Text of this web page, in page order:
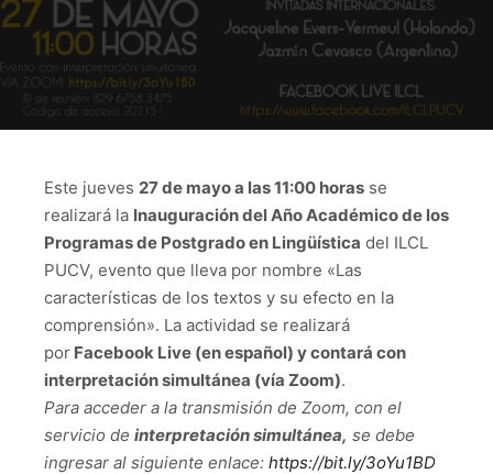
Este jueves 27 de mayo a las 11:00 horas se
realizará la Inauguración del Año Académico de los
Programas de Postgrado en Lingüística del ILCL
PUCV, evento que lleva por nombre «Las
características de los textos y su efecto en la
comprensión». La actividad se realizará
por Facebook Live (en español) y contará con
interpretación simultánea (vía Zoom).
Para acceder a la transmisión de Zoom, con el
servicio de interpretación simultánea, se debe
ingresar al siguiente enlace: https://bit.ly/3oYu1BD